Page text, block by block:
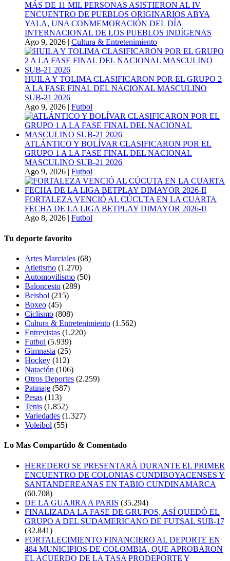
MÁS DE 11 MIL PERSONAS ASISTIERON AL IV
ENCUENTRO DE PUEBLOS ORIGINARIOS ABYA
YALA, UNA CONMEMORACIÓN DEL DÍA
INTERNACIONAL DE LOS PUEBLOS INDÍGENAS
Ago 9, 2026
Cultura & Entretenimiento
HUILA Y TOLIMA CLASIFICARON POR EL GRUPO 2
A LA FASE FINAL DEL NACIONAL MASCULINO
SUB-21 2026
Ago 9, 2026
Futbol
ATLÁNTICO Y BOLÍVAR CLASIFICARON POR EL
GRUPO 1 A LA FASE FINAL DEL NACIONAL
MASCULINO SUB-21 2026
Ago 9, 2026
Futbol
FORTALEZA VENCIÓ AL CÚCUTA EN LA CUARTA
FECHA DE LA LIGA BETPLAY DIMAYOR 2026-II
Ago 8, 2026
Futbol
Tu deporte favorito
Artes Marciales (68)
Atletismo (1.270)
Automovilismo (50)
Baloncesto (289)
Beisbol (215)
Boxeo (45)
Ciclismo (808)
Cultura & Entretenimiento (1.562)
Entrevistas (1.220)
Futbol (5.939)
Gimnasia (25)
Hockey (112)
Natación (106)
Otros Deportes (2.259)
Patinaje (587)
Pesas (113)
Tenis (1.852)
Variedades (1.327)
Voleibol (55)
Lo Mas Compartido & Comentado
HEREDERO SE PRESENTARÁ DURANTE EL PRIMER
ENCUENTRO DE COLONIAS CUNDIBOYACENSES Y
SANTANDEREANAS EN TABIO CUNDINAMARCA
(60.708)
DE LA GUAJIRA A PARIS (35.294)
FINALIZADA LA FASE DE GRUPOS, ASÍ QUEDÓ EL
GRUPO A DEL SUDAMERICANO DE FUTSAL SUB-17
(32.841)
FORTALECIMIENTO FINANCIERO AL DEPORTE EN
484 MUNICIPIOS DE COLOMBIA, QUE APROBARON
EL ACUERDO DE LA TASA PRODEPORTE Y